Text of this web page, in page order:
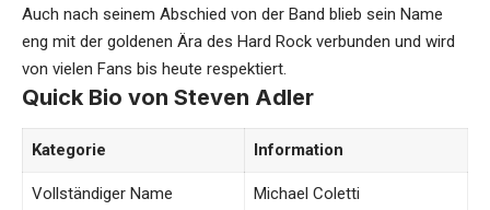
Auch nach seinem Abschied von der Band blieb sein Name
eng mit der goldenen Ära des Hard Rock verbunden und wird
von vielen Fans bis heute respektiert.
Quick Bio von Steven Adler
Kategorie Information
Vollständiger Name Michael Coletti